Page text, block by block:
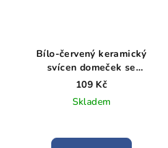
Bílo-červený keramický
svícen domeček se
srdíčkem
109 Kč
Skladem